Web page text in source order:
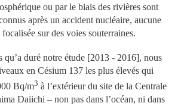
ou par le biais des rivières sont
après un accident nucléaire, aucune
focalisée sur des voies souterraines.
duré notre étude [2013 - 2016], nous
en Césium 137 les plus élevés qui
Bq/m3 à l’extérieur du site de la Centrale
Daiichi – non pas dans l’océan, ni dans